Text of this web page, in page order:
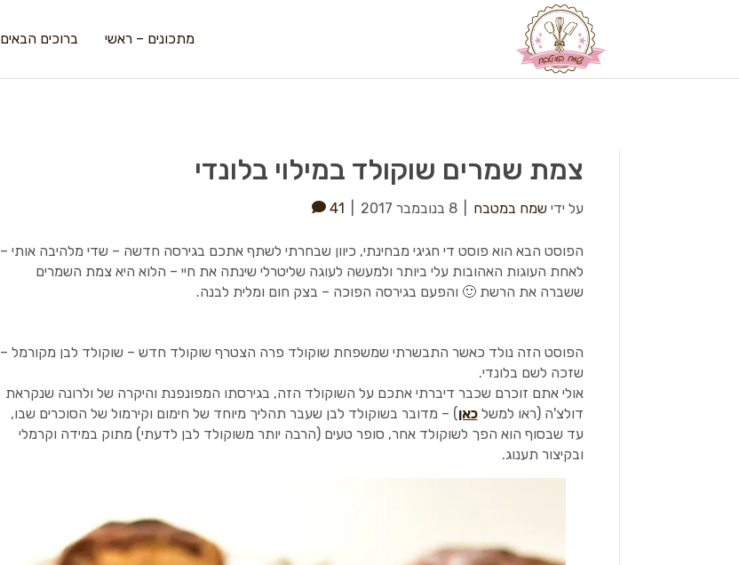
מתכונים – ראשי ברוכים הבאים
צמת שמרים שוקולד במילוי בלונדי
על ידי שמח במטבח 8 בנובמבר 2017 41
הפוסט הבא הוא פוסט די חגיגי מבחינתי, כיוון שבחרתי לשתף אתכם בגירסה חדשה – שדי מלהיבה אותי –
לאחת העוגות האהובות עלי ביותר ולמעשה לעוגה שליטרלי שינתה את חיי – הלוא היא צמת השמרים
ששברה את הרשת 🙂 והפעם בגירסה הפוכה – בצק חום ומלית לבנה.
הפוסט הזה נולד כאשר התבשרתי שמשפחת שוקולד פרה הצטרף שוקולד חדש – שוקולד לבן מקורמל –
שזכה לשם בלונדי.
אולי אתם זוכרם שכבר דיברתי אתכם על השוקולד הזה, בגירסתו המפונפנת והיקרה של ולרונה שנקראת
דולצ'ה (ראו למשלכאן ) – מדובר בשוקולד לבן שעבר תהליך מיוחד של חימום וקירמול של הסוכרים שבו,
עד שבסוף הוא הפך לשוקולד אחר, סופר טעים (הרבה יותר משוקולד לבן לדעתי) מתוק במידה וקרמלי
ובקיצור תענוג.